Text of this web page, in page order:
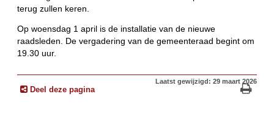
terug zullen keren.
Op woensdag 1 april is de installatie van de nieuwe
raadsleden. De vergadering van de gemeenteraad begint om
19.30 uur.
Deel deze pagina
Laatst gewijzigd: 29 maart 2026